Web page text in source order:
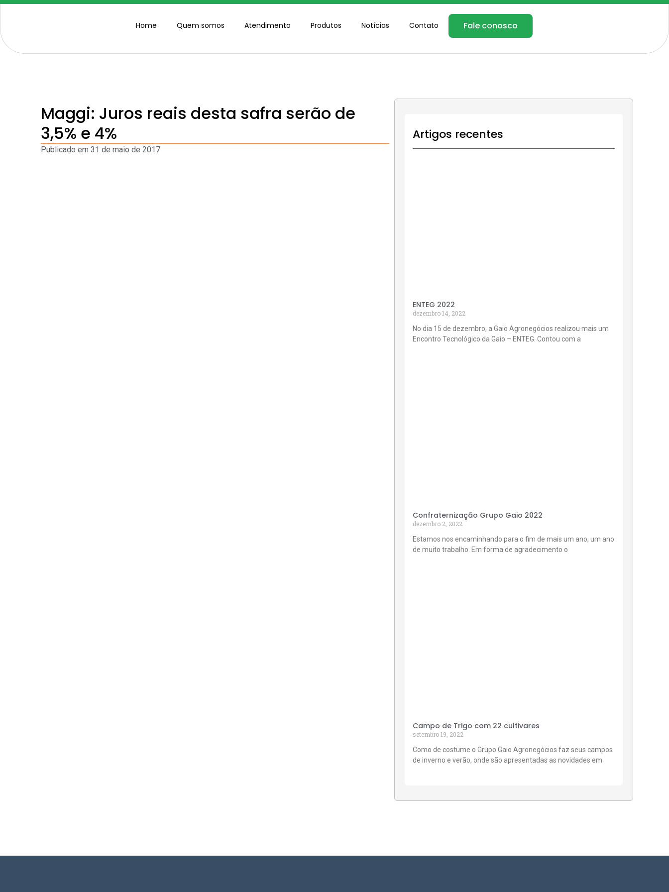
Home Quem somos Atendimento Produtos Notícias Contato Fale conosco
Maggi: Juros reais desta safra serão de
3,5% e 4%
Publicado em 31 de maio de 2017
Artigos recentes
ENTEG 2022
dezembro 14, 2022
No dia 15 de dezembro, a Gaio Agronegócios realizou mais um
Encontro Tecnológico da Gaio – ENTEG. Contou com a
Confraternização Grupo Gaio 2022
dezembro 2, 2022
Estamos nos encaminhando para o fim de mais um ano, um ano
de muito trabalho. Em forma de agradecimento o
Campo de Trigo com 22 cultivares
setembro 19, 2022
Como de costume o Grupo Gaio Agronegócios faz seus campos
de inverno e verão, onde são apresentadas as novidades em